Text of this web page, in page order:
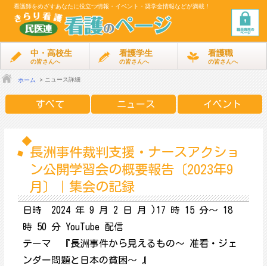
看護師をめざすあなたに役立つ情報・イベント・奨学金情報などが満載！
中・高校生
の皆さんへ
看護学生
の皆さんへ
看護職
の皆さんへ
ホーム ニュース詳細
すべて ニュース イベント
長洲事件裁判支援・ナースアクショ
ン公開学習会の概要報告〔2023年9
月〕｜集会の記録
日時 2024 年 9 月 2 日 月 )17 時 15 分～ 18
時 50 分 YouTube 配信
テーマ 『長洲事件から見えるもの～ 准看・ジェ
ンダー問題と日本の貧困～ 』